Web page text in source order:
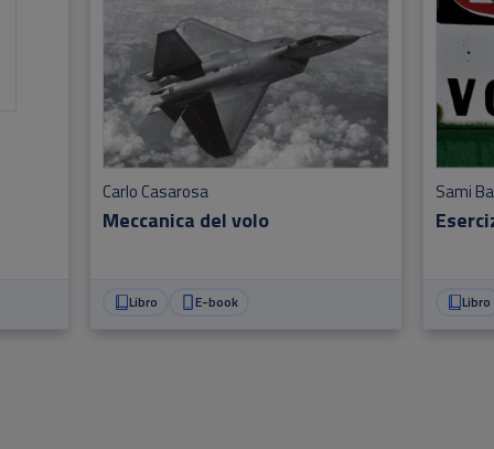
Meccanica del volo
Carlo Casarosa
Libro E-book
Sami
Libro